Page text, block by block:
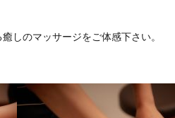
しのマッサージをご体感下さい。